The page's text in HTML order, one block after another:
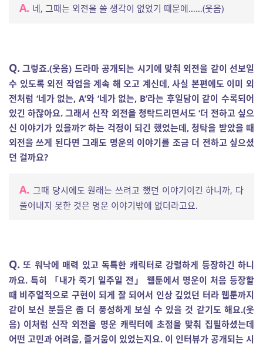
A. 네, 그때는 외전을 쓸 생각이 없었기 때문에……(웃음)
Q. 그렇죠.(웃음) 드라마 공개되는 시기에 맞춰 외전을 같이 선보일
수 있도록 외전 작업을 계속 해 오고 계신데, 사실 본편에도 이미 외
전처럼 ‘네가 없는, A’와 ‘네가 없는, B’라는 후일담이 같이 수록되어
있긴 하잖아요. 그래서 신작 외전을 청탁드리면서도 ‘더 전하고 싶으
신 이야기가 있을까?’ 하는 걱정이 되긴 했었는데, 청탁을 받았을 때
외전을 쓰게 된다면 그래도 명운의 이야기를 조금 더 전하고 싶으셨
던 걸까요?
A. 그때 당시에도 원래는 쓰려고 했던 이야기이긴 하니까, 다
풀어내지 못한 것은 명운 이야기밖에 없더라고요.
Q. 또 워낙에 매력 있고 독특한 캐릭터로 강렬하게 등장하긴 하니
까요. 특히 「내가 죽기 일주일 전」 웹툰에서 명운이 처음 등장할
때 비주얼적으로 구현이 되게 잘 되어서 인상 깊었던 터라 웹툰까지
같이 보신 분들은 좀 더 풍성하게 보실 수 있을 것 같기도 해요.(웃
음) 이처럼 신작 외전을 명운 캐릭터에 초점을 맞춰 집필하셨는데
어떤 고민과 어려움, 즐거움이 있었는지요. 이 인터뷰가 공개되는 시